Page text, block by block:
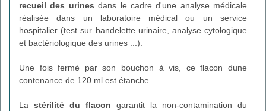
recueil des urines dans le cadre d'une analyse médicale
réalisée dans un laboratoire médical ou un service
hospitalier (test sur bandelette urinaire, analyse cytologique
et bactériologique des urines ...).
Une fois fermé par son bouchon à vis, ce flacon dune
contenance de 120 ml est étanche.
La stérilité du flacon garantit la non-contamination du